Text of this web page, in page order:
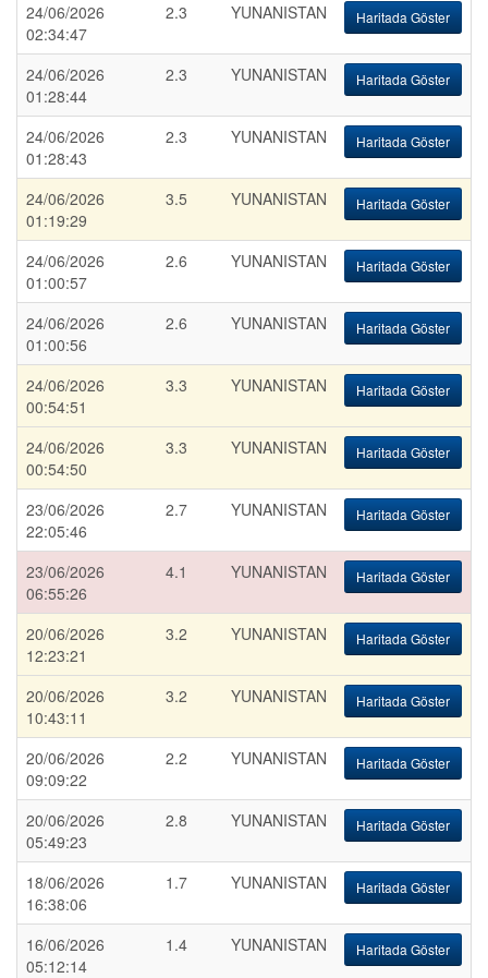
24/06/2026
02:34:47
2.3 YUNANISTAN Haritada Göster
24/06/2026
01:28:44
2.3 YUNANISTAN Haritada Göster
24/06/2026
01:28:43
2.3 YUNANISTAN Haritada Göster
24/06/2026
01:19:29
3.5 YUNANISTAN Haritada Göster
24/06/2026
01:00:57
2.6 YUNANISTAN Haritada Göster
24/06/2026
01:00:56
2.6 YUNANISTAN Haritada Göster
24/06/2026
00:54:51
3.3 YUNANISTAN Haritada Göster
24/06/2026
00:54:50
3.3 YUNANISTAN Haritada Göster
23/06/2026
22:05:46
2.7 YUNANISTAN Haritada Göster
23/06/2026
06:55:26
4.1 YUNANISTAN Haritada Göster
20/06/2026
12:23:21
3.2 YUNANISTAN Haritada Göster
20/06/2026
10:43:11
3.2 YUNANISTAN Haritada Göster
20/06/2026
09:09:22
2.2 YUNANISTAN Haritada Göster
20/06/2026
05:49:23
2.8 YUNANISTAN Haritada Göster
18/06/2026
16:38:06
1.7 YUNANISTAN Haritada Göster
16/06/2026
05:12:14
1.4 YUNANISTAN Haritada Göster